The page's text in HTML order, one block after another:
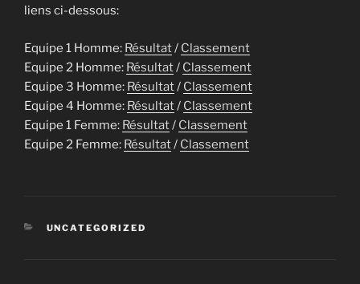
liens ci-dessous:
Equipe 1 Homme: Résultat/ Classement
Equipe 2 Homme: Résultat/ Classement
Equipe 3 Homme: Résultat/ Classement
Equipe 4 Homme: Résultat/ Classement
Equipe 1 Femme: Résultat/ Classement
Equipe 2 Femme: Résultat/ Classement
CATÉGORIES
UNCATEGORIZED